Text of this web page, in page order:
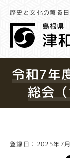
歴史と文化の薫る
令和7年
総会
登録日：2025年7